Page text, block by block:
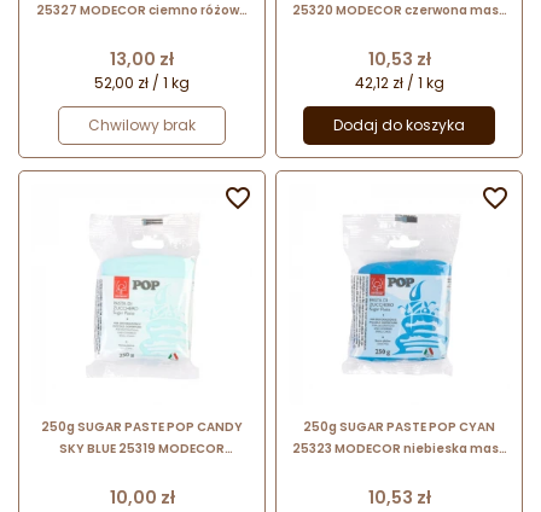
25327 MODECOR ciemno różowa
Cena
13,00 zł
52,00 zł / 1 kg
Chwilowy brak
25320 MODECOR czerwona masa
Cena
10,53 zł
42,12 zł / 1 kg
Dodaj do koszyka
250g SUGAR PASTE POP CANDY
SKY BLUE 25319 MODECOR
bezglutenowa
Cena
10,00 zł

250g SUGAR PASTE POP CYAN
25323 MODECOR niebieska masa
Cena
10,53 zł
